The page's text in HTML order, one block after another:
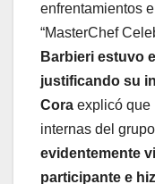
enfrentamientos
“MasterChef
Barbieri estuvo
justificando su
Cora explicó que
internas del
evidentemente
participante e